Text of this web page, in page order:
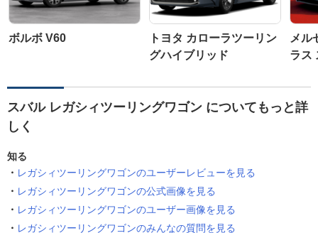
ボルボ V60
トヨタ カローラツーリン
グハイブリッド
メル
ラス
スバル レガシィツーリングワゴン についてもっと詳
しく
知る
レガシィツーリングワゴンのユーザーレビューを見る
レガシィツーリングワゴンの公式画像を見る
レガシィツーリングワゴンのユーザー画像を見る
レガシィツーリングワゴンのみんなの質問を見る